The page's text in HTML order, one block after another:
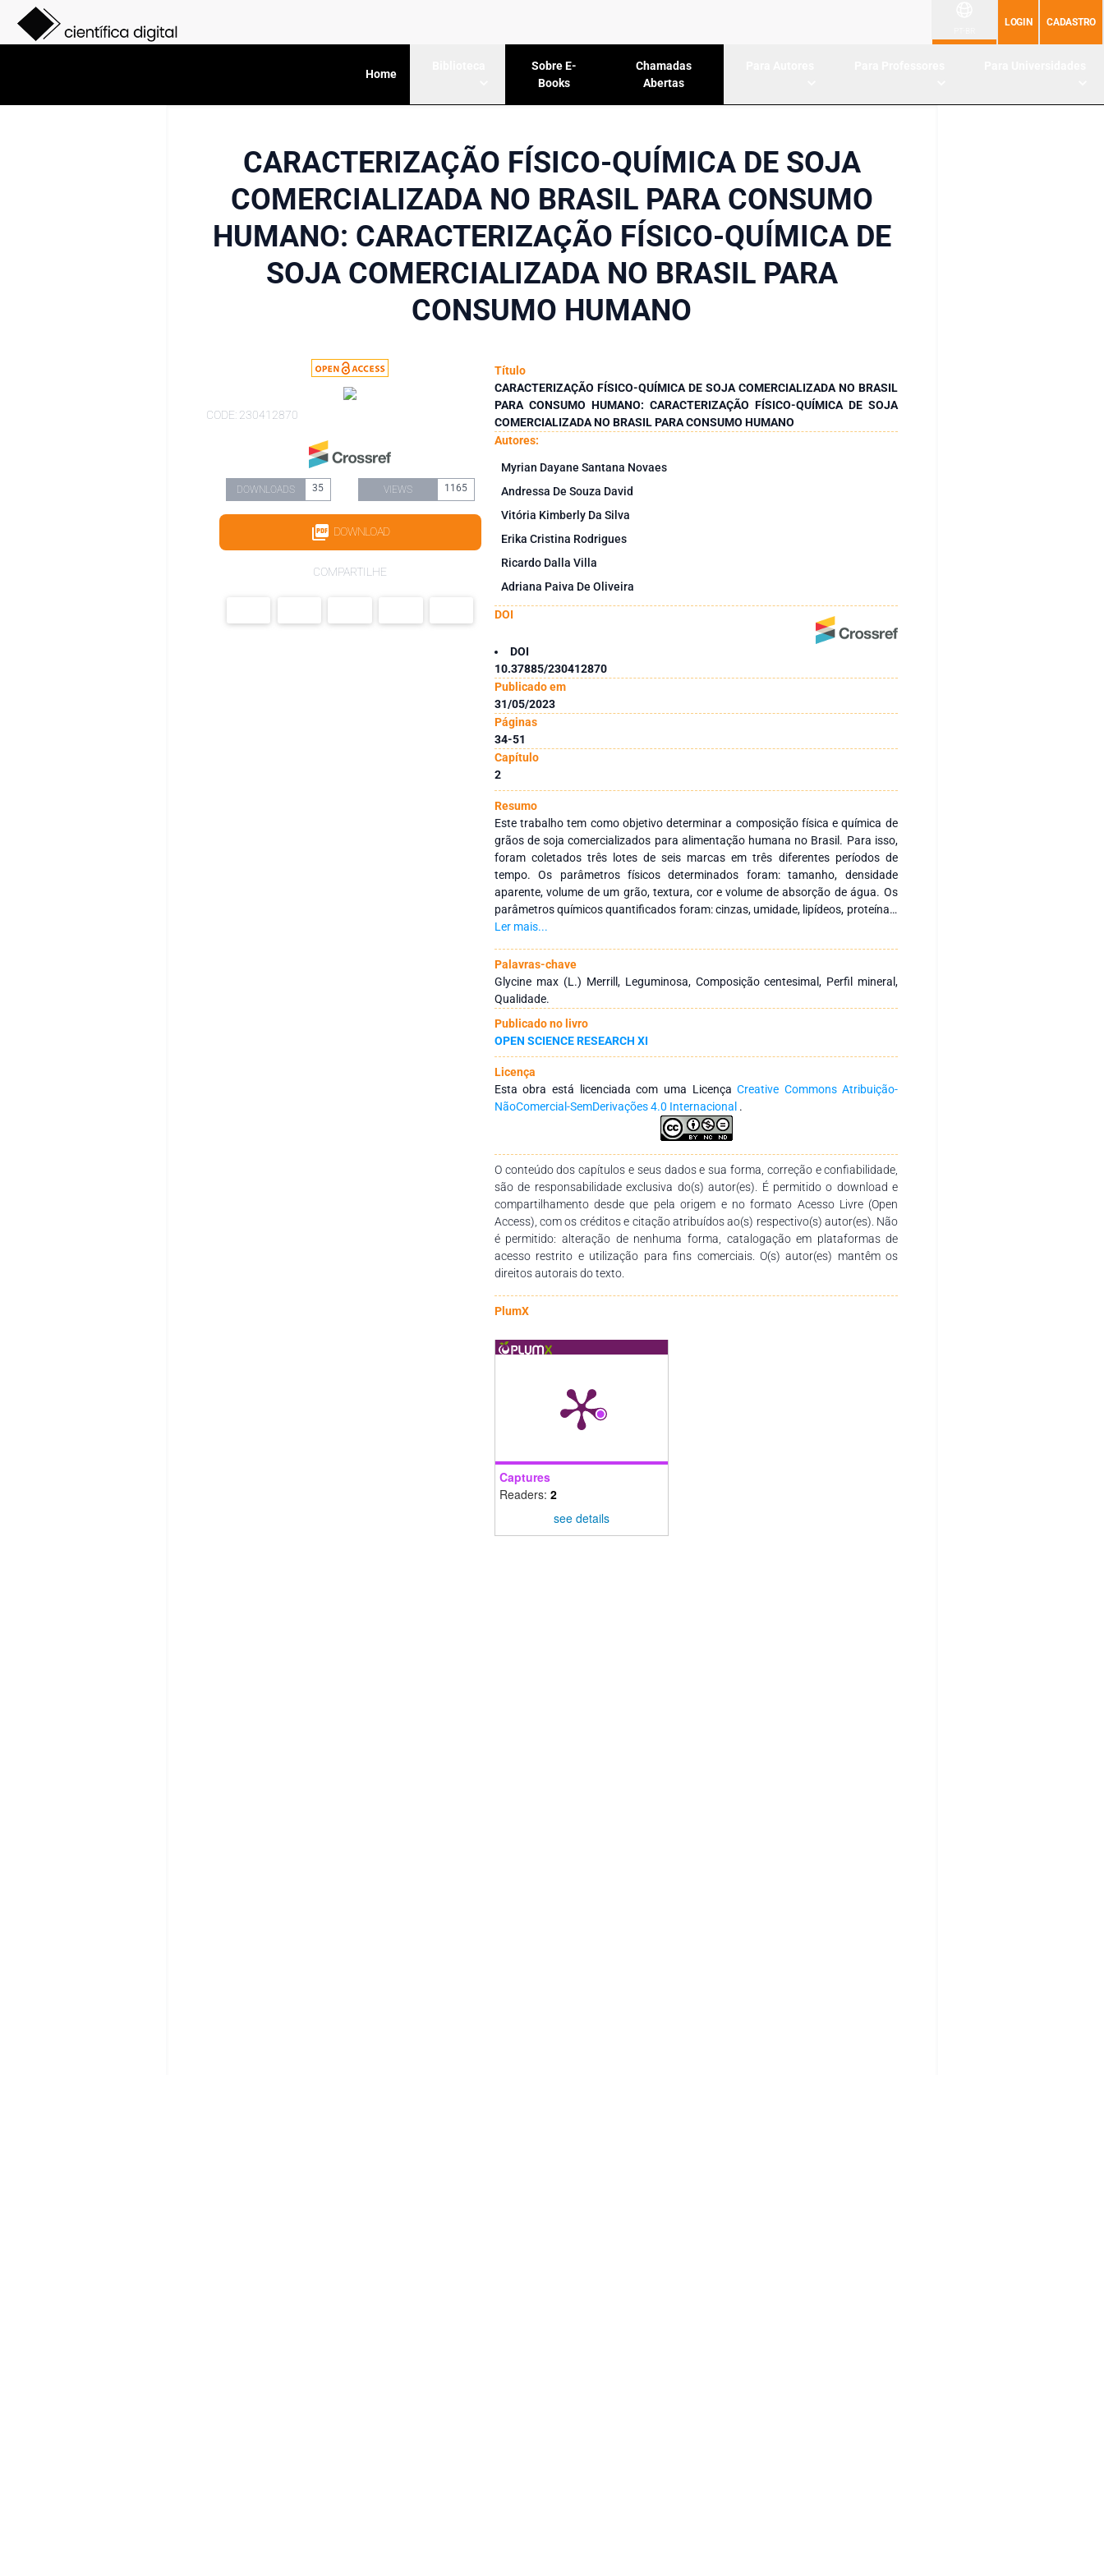
LOGIN CADASTRO
Home
Sobre E-
Books
Chamadas
Abertas
CARACTERIZAÇÃO FÍSICO-QUÍMICA DE SOJA
COMERCIALIZADA NO BRASIL PARA CONSUMO
HUMANO: CARACTERIZAÇÃO FÍSICO-QUÍMICA DE
SOJA COMERCIALIZADA NO BRASIL PARA
CONSUMO HUMANO
CODE: 230412870
DOWNLOADS 35 VIEWS 1165
DOWNLOAD
COMPARTILHE
Título
CARACTERIZAÇÃO FÍSICO-QUÍMICA DE SOJA COMERCIALIZADA NO BRASIL
PARA CONSUMO HUMANO: CARACTERIZAÇÃO FÍSICO-QUÍMICA DE SOJA
COMERCIALIZADA NO BRASIL PARA CONSUMO HUMANO
Autores:
Myrian Dayane Santana Novaes
Andressa De Souza David
Vitória Kimberly Da Silva
Erika Cristina Rodrigues
Ricardo Dalla Villa
Adriana Paiva De Oliveira
DOI
DOI
10.37885/230412870
Publicado em
31/05/2023
Páginas
34-51
Capítulo
2
Resumo
Este trabalho tem como objetivo determinar a composição física e química de
grãos de soja comercializados para alimentação humana no Brasil. Para isso,
foram coletados três lotes de seis marcas em três diferentes períodos de
tempo. Os parâmetros físicos determinados foram: tamanho, densidade
aparente, volume de um grão, textura, cor e volume de absorção de água. Os
parâmetros químicos quantificados foram: cinzas, umidade, lipídeos, proteínas,
fibra bruta, carboidratos digeríveis, pH, valor energético total, atividade de
avaliados apresentaram diferenças significativas (p ≤ 0,05) entre os grãos. Nas
análises químicas foram observadas diferenças significativas entre as
amostras para umidade, cinzas, proteínas, lipídeos, carboidratos digeríveis,
valor energético total e atividade de água. No perfil mineral foram encontradas
diferenças significativas (p ≤ 0,05) entre as marcas para os minerais K, Fe, Cu,
Mn e Zn. Ante ao exposto, foi possível observar uma heterogeneidade entre os
grãos avaliados, o que pode ser atribuído aos diferentes genótipos, forma de
plantio e condições edafoclimáticas. Os resultados obtidos sugerem que a
caracterização físico-química de diferentes tipos de grãos de soja é de
relevância para garantir a qualidade nutricional, segurança do alimento,
saudabilidade e valorização econômica.
Ler mais...
Palavras-chave
Glycine max (L.) Merrill, Leguminosa, Composição centesimal, Perfil mineral,
Qualidade.
Publicado no livro
OPEN SCIENCE RESEARCH XI
Licença
Esta obra está licenciada com uma LicençaCreative Commons Atribuição-
NãoComercial-SemDerivações 4.0 Internacional .
O conteúdo dos capítulos e seus dados e sua forma, correção e confiabilidade,
são de responsabilidade exclusiva do(s) autor(es). É permitido o download e
compartilhamento desde que pela origem e no formato Acesso Livre (Open
Access), com os créditos e citação atribuídos ao(s) respectivo(s) autor(es). Não
é permitido: alteração de nenhuma forma, catalogação em plataformas de
acesso restrito e utilização para fins comerciais. O(s) autor(es) mantêm os
direitos autorais do texto.
PlumX
Captures
Readers: 2
see details